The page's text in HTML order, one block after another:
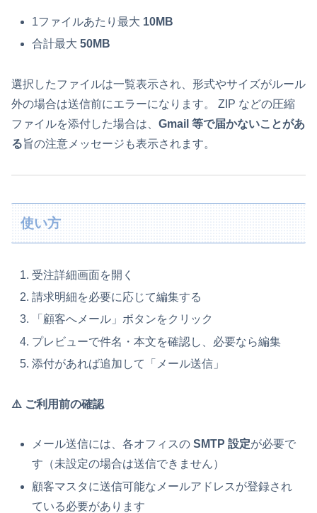
1ファイルあたり最大 10MB
合計最大50MB
選択したファイルは一覧表示され、形式やサイズがルール
外の場合は送信前にエラーになります。 ZIP などの圧縮
ファイルを添付した場合は、 Gmail 等で届かないことがあ
る旨の注意メッセージも表示されます。
使い方
受注詳細画面を開く
請求明細を必要に応じて編集する
「顧客へメール」ボタンをクリック
プレビューで件名・本文を確認し、必要なら編集
添付があれば追加して「メール送信」
⚠️ ご利用前の確認
メール送信には、各オフィスのSMTP 設定が必要で
す（未設定の場合は送信できません）
顧客マスタに送信可能なメールアドレスが登録され
ている必要があります